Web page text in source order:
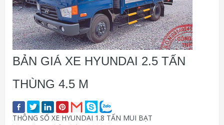
BẢN GIÁ XE HYUNDAI 2.5 TẤN
THÙNG 4.5 M
THÔNG SỐ XE HYUNDAI 1.8 TẤN MUI BẠT